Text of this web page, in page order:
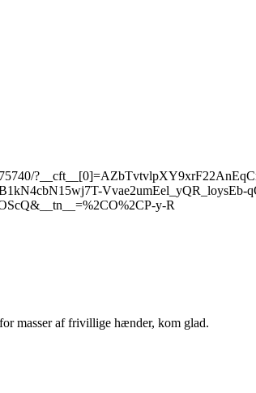
y-R
masser af frivillige hænder, kom glad.